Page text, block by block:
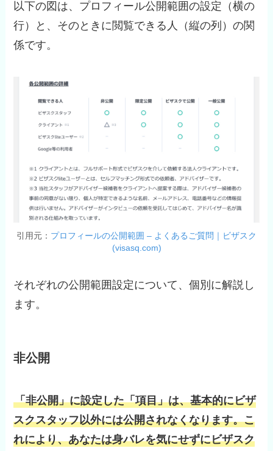
以下の図は、プロフィール公開範囲の設定（横の
行）と、そのときに閲覧できる人（縦の列）の関
係です。
引用元： プロフィールの公開範囲 – よくあるご質問｜ビザスク
(visasq.com)
それぞれの公開範囲設定について、個別に解説し
ます。
非公開
「非公開」に設定した「項目」は、基本的にビザ
スクスタッフ以外には公開されなくなります。こ
れにより、あなたは身バレを気にせずにビザスク